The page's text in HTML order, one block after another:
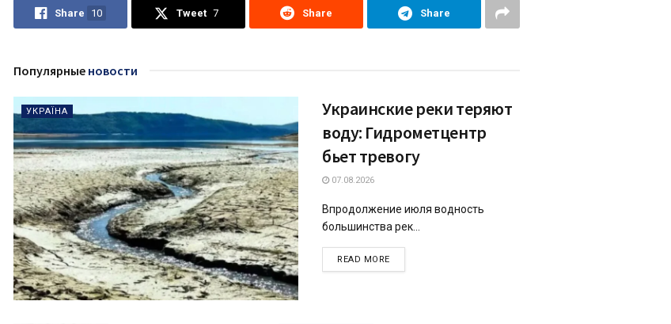
Share 10 Tweet 7 Share Share
Популярные новости
УКРАЇНА
Украинские реки теряют
воду: Гидрометцентр
бьет тревогу
07.08.2026
Впродолжение июля водность
большинства рек...
READ MOREDETAILS